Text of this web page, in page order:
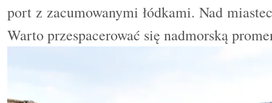
port z zacumowanymi łódkami. Nad
Warto przespacerować się nadmorską